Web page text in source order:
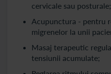
cervicale sau posturale;
Acupunctura - pentru
migrenelor la unii
Masaj terapeutic
tensiunii acumulate;